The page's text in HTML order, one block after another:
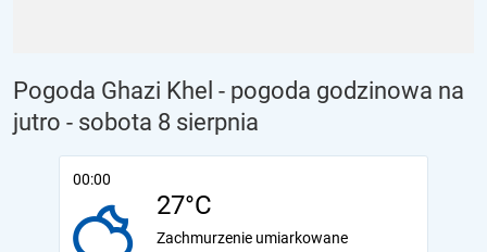
Pogoda Ghazi Khel - pogoda godzinowa na
jutro - sobota 8 sierpnia
00:00
27°C
Zachmurzenie umiarkowane